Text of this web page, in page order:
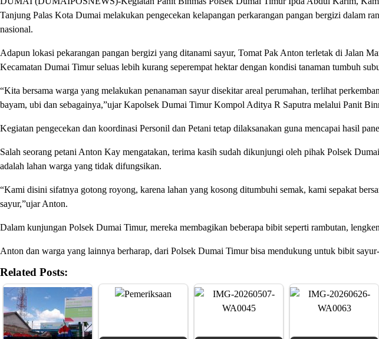
Tanjung Palas Kota Dumai melakukan pengecekan kelapangan perkarangan pangan bergizi dalam
nasional.
Adapun lokasi pekarangan pangan bergizi yang ditanami sayur, Tomat Pak Anton terletak di Jalan
Kecamatan Dumai Timur seluas lebih kurang seperempat hektar dengan kondisi tanaman tumbuh
“Kita bersama warga yang melakukan penanaman sayur disekitar areal perumahan, terlihat
bayam, ubi dan sebagainya,”ujar Kapolsek Dumai Timur Kompol Aditya R Saputra melalui Panit
Kegiatan pengecekan dan koordinasi Personil dan Petani tetap dilaksanakan guna mencapai hasil
Salah seorang petani Anton Kay mengatakan, terima kasih sudah dikunjungi oleh pihak Polsek
adalah lahan warga yang tidak difungsikan.
“Kami disini sifatnya gotong royong, karena lahan yang kosong ditumbuhi semak, kami sepakat
sayur,”ujar Anton.
Dalam kunjungan Polsek Dumai Timur, mereka membagikan beberapa bibit seperti rambutan,
Anton dan warga yang lainnya berharap, dari Polsek Dumai Timur bisa mendukung untuk bibit
Related Posts: